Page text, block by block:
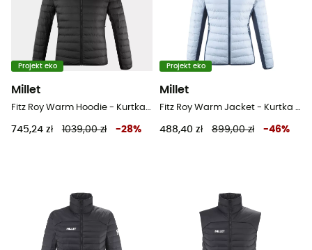
Projekt eko
Millet
Fitz Roy Warm Hoodie - Kurtka puchowa meski
745,24 zł 1039,00 zł -28%
Projekt eko
Millet
Fitz Roy Warm Jacket - Kurtka damski
488,40 zł 899,00 zł -46%